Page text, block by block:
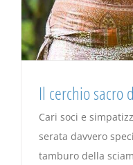
Il cerchio sacro
Cari soci e
serata davvero
tamburo della